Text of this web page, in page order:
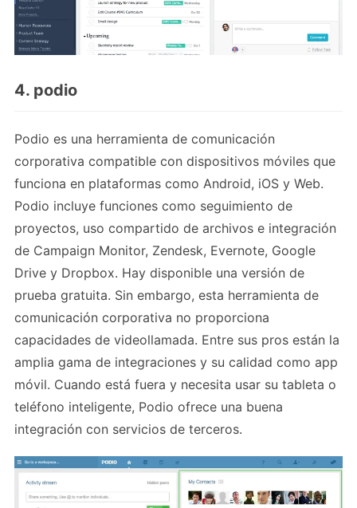
4. podio
Podio es una herramienta de comunicación
corporativa compatible con dispositivos móviles que
funciona en plataformas como Android, iOS y Web.
Podio incluye funciones como seguimiento de
proyectos, uso compartido de archivos e integración
de Campaign Monitor, Zendesk, Evernote, Google
Drive y Dropbox. Hay disponible una versión de
prueba gratuita. Sin embargo, esta herramienta de
comunicación corporativa no proporciona
capacidades de videollamada. Entre sus pros están la
amplia gama de integraciones y su calidad como app
móvil. Cuando está fuera y necesita usar su tableta o
teléfono inteligente, Podio ofrece una buena
integración con servicios de terceros.